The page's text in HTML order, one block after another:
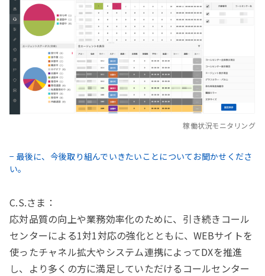
稼働状況モニタリング
− 最後に、今後取り組んでいきたいことについてお聞かせくださ
い。
C.S.さま：
応対品質の向上や業務効率化のために、引き続きコール
センターによる1対1対応の強化とともに、WEBサイトを
使ったチャネル拡大やシステム連携によってDXを推進
し、より多くの方に満足していただけるコールセンター